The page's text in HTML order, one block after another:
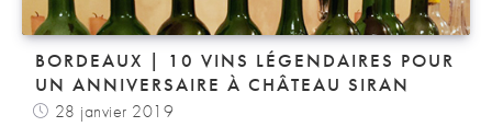
BORDEAUX | 10 VINS LÉGENDAIRES POUR
UN ANNIVERSAIRE À CHÂTEAU SIRAN
28 janvier 2019